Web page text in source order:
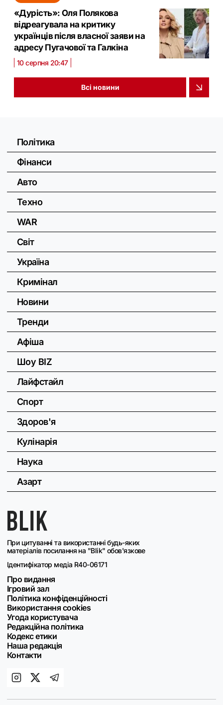
«Дурість»: Оля Полякова
відреагувала на критику
українців після власної заяви на
адресу Пугачової та Галкіна
10 серпня 20:47
Всі новини
При цитуванні та використанні будь-яких
матеріалів посилання на "Blik" обов'язкове
Ідентифікатор медіа R40-06171
Про видання
Ігровий зал
Політика конфіденційності
Використання cookies
Угода користувача
Редакційна політика
Кодекс етики
Наша редакція
Контакти
Політика
Фінанси
Авто
Техно
WAR
Світ
Україна
Кримінал
Новини
Тренди
Афіша
Шоу BIZ
Лайфстайл
Спорт
Здоров'я
Кулінарія
Наука
Азарт